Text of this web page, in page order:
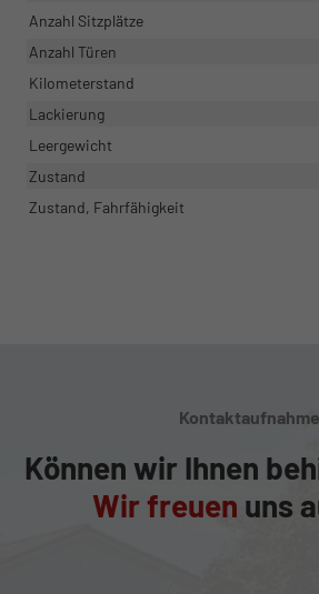
Anzahl Sitzplätze
Anzahl Türen
Kilometerstand
Lackierung
Leergewicht
Zustand
Zustand, Fahrfähigkeit
Kontaktaufnahme
Können wir Ihnen
Wir freuen uns